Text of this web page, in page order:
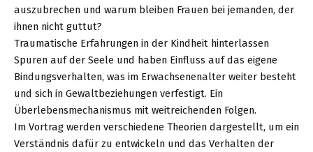
auszubrechen und warum bleiben Frauen bei jemanden, der
ihnen nicht guttut?
Traumatische Erfahrungen in der Kindheit hinterlassen
Spuren auf der Seele und haben Einfluss auf das eigene
Bindungsverhalten, was im Erwachsenenalter weiter besteht
und sich in Gewaltbeziehungen verfestigt. Ein
Überlebensmechanismus mit weitreichenden Folgen.
Im Vortrag werden verschiedene Theorien dargestellt, um ein
Verständnis dafür zu entwickeln und das Verhalten der